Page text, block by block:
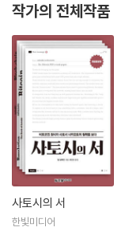
작가의 전체작품
사토시의 서
한빛미디어